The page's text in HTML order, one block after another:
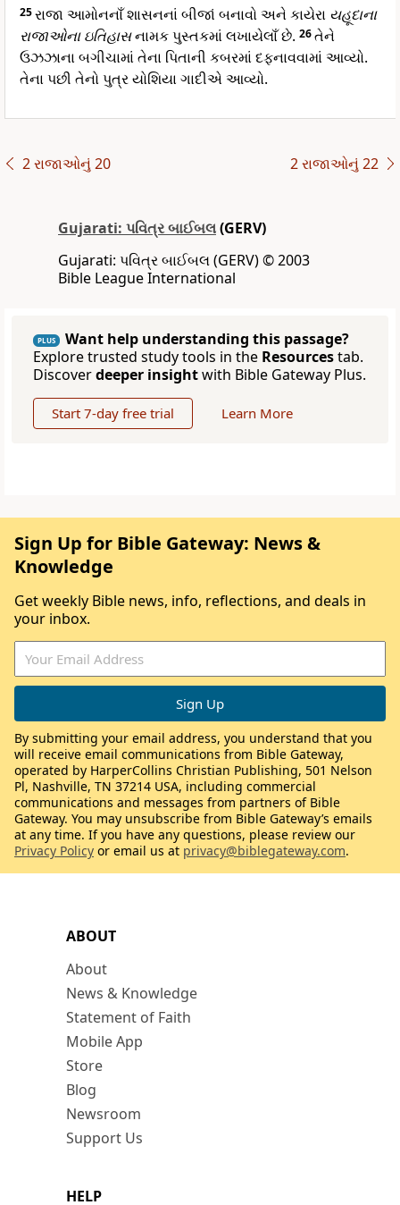
25રાજા આમોનનાઁ શાસનનાં બીજાં બનાવો અને કાયેરા યહૂદાના
રાજાઓના ઇતિહાસનામક પુસ્તકમાં લખાયેલાઁ છે. 26તેને
ઉઝઝાના બગીચામાં તેના પિતાની કબરમાં દફનાવવામાં આવ્યો.
તેના પછી તેનો પુત્ર યોશિયા ગાદીએ આવ્યો.
2 રાજાઓનું 20 2 રાજાઓનું 22
Gujarati: પવિત્ર બાઈબલ(GERV)
Gujarati: પવિત્ર બાઈબલ (GERV) © 2003
Bible League International
PLUS
Want help understanding this passage?
Explore trusted study tools in the Resourcestab.
Discoverdeeper insightwith Bible Gateway Plus.
Start 7-day free trial Learn More
ABOUT
About
News & Knowledge
Statement of Faith
Mobile App
Store
Blog
Newsroom
Support Us
HELP
Sign Up for Bible Gateway: News &
Knowledge
Get weekly Bible news, info, reflections, and deals in
your inbox.
By submitting your email address, you understand that you
will receive email communications from Bible Gateway,
operated by HarperCollins Christian Publishing, 501 Nelson
Pl, Nashville, TN 37214 USA, including commercial
communications and messages from partners of Bible
Gateway. You may unsubscribe from Bible Gateway’s emails
at any time. If you have any questions, please review our
Privacy Policy or email us at privacy@biblegateway.com.